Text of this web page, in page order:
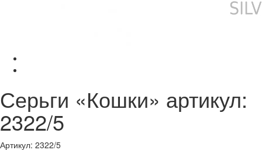
Серьги «Кошки» артикул:
2322/5
Артикул: 2322/5